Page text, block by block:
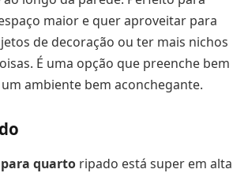
maior e quer aproveitar para
de decoração ou ter mais nichos
É uma opção que preenche bem
ambiente bem aconchegante.
para quarto ripado está super em alta